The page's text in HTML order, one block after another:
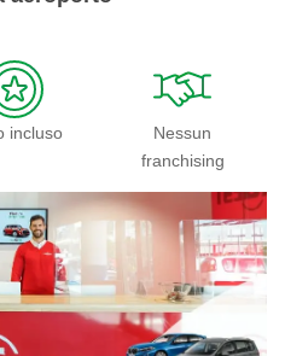
incluso
Nessun
franchising